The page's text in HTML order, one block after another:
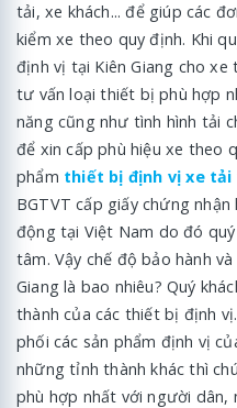
tải, xe khách... để giúp các
kiểm xe theo quy định. Khi
định vị tại Kiên Giang cho
tư vấn loại thiết bị phù hợp
năng cũng như tình hình tải
để xin cấp phù hiệu xe theo
phẩm thiết bị định vị xe tải
BGTVT cấp giấy chứng
động tại Việt Nam do đó
tâm. Vậy chế độ bảo hành
Giang là bao nhiêu? Quý
thành của các thiết bị định
phối các sản phẩm định vị
những tỉnh thành khác thì
phù hợp nhất với người dân,